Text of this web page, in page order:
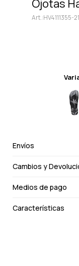
Ojotas
HV4111355-
Envíos
Cambios y
Medios de pago
Características